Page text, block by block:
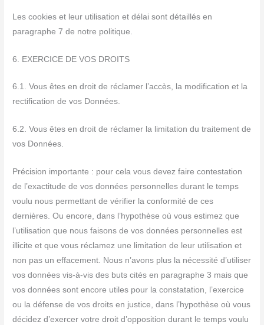
Les cookies et leur utilisation et délai sont détaillés en
paragraphe 7 de notre politique.
6. EXERCICE DE VOS DROITS
6.1. Vous êtes en droit de réclamer l’accès, la modification et la
rectification de vos Données.
6.2. Vous êtes en droit de réclamer la limitation du traitement de
vos Données.
Précision importante : pour cela vous devez faire contestation
de l’exactitude de vos données personnelles durant le temps
voulu nous permettant de vérifier la conformité de ces
dernières. Ou encore, dans l’hypothèse où vous estimez que
l’utilisation que nous faisons de vos données personnelles est
illicite et que vous réclamez une limitation de leur utilisation et
non pas un effacement. Nous n’avons plus la nécessité d’utiliser
vos données vis-à-vis des buts cités en paragraphe 3 mais que
vos données sont encore utiles pour la constatation, l’exercice
ou la défense de vos droits en justice, dans l’hypothèse où vous
décidez d’exercer votre droit d’opposition durant le temps voulu